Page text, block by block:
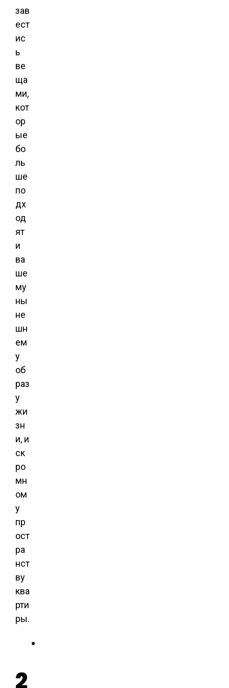
зав
ест
ис
ь
ве
ща
ми,
кот
ор
ые
бо
ль
ше
по
дх
од
ят
и
ва
ше
му
ны
не
шн
ем
у
об
раз
у
жи
зн
и, и
ск
ро
мн
ом
у
пр
ост
ра
нст
ву
ква
рти
ры.
2